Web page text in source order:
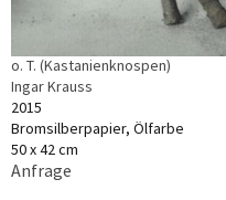
o. T. (Kastanienknospen)
Ingar Krauss
2015
Bromsilberpapier, Ölfarbe
50 x 42 cm
Anfrage